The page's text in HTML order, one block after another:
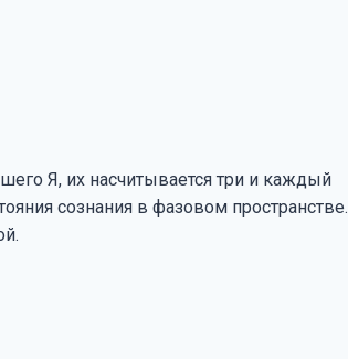
Я, их насчитывается три и каждый
сознания в фазовом пространстве.